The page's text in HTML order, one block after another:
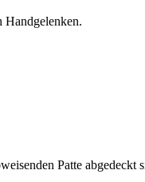
Patte abgedeckt